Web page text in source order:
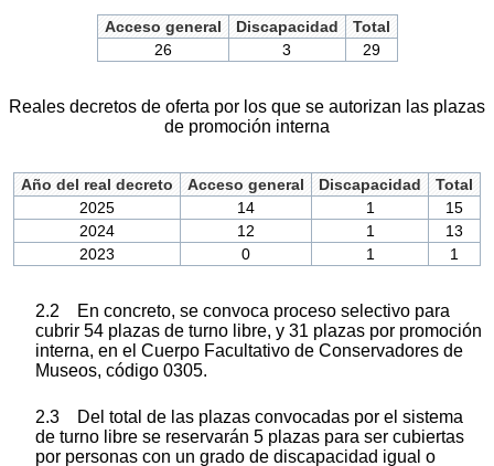
Acceso general Discapacidad
Total
26
3 29
Reales decretos de oferta por los que se autorizan las plazas
de promoción interna
Año del real decreto Acceso general Discapacidad
Total
2025
14 1
15
2024
12 1
13
2023
0 1 1
2.2 En concreto, se convoca proceso selectivo para
cubrir 54 plazas de turno libre, y 31 plazas por promoción
interna, en el Cuerpo Facultativo de Conservadores de
Museos, código 0305.
2.3 Del total de las plazas convocadas por el sistema
de turno libre se reservarán 5 plazas para ser cubiertas
por personas con un grado de discapacidad igual o